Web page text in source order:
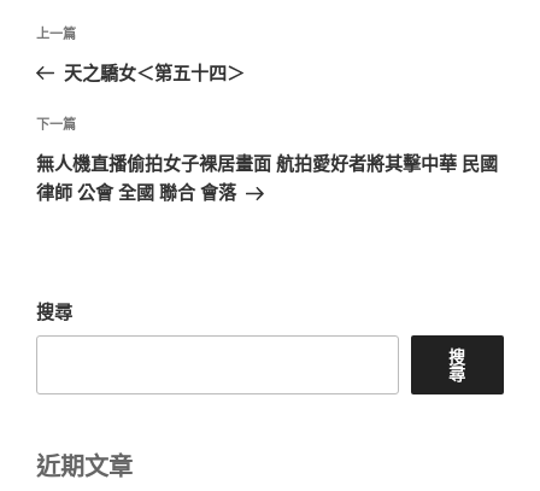
文
導
覽
上
一
文
章
上一篇
天之驕女＜第五十四＞
下
一
篇
下一篇
無人機直播偷拍女子裸居畫面 航拍愛好者將其擊中華 民國
律師 公會 全國 聯合 會落
搜尋
搜
尋
近期文章